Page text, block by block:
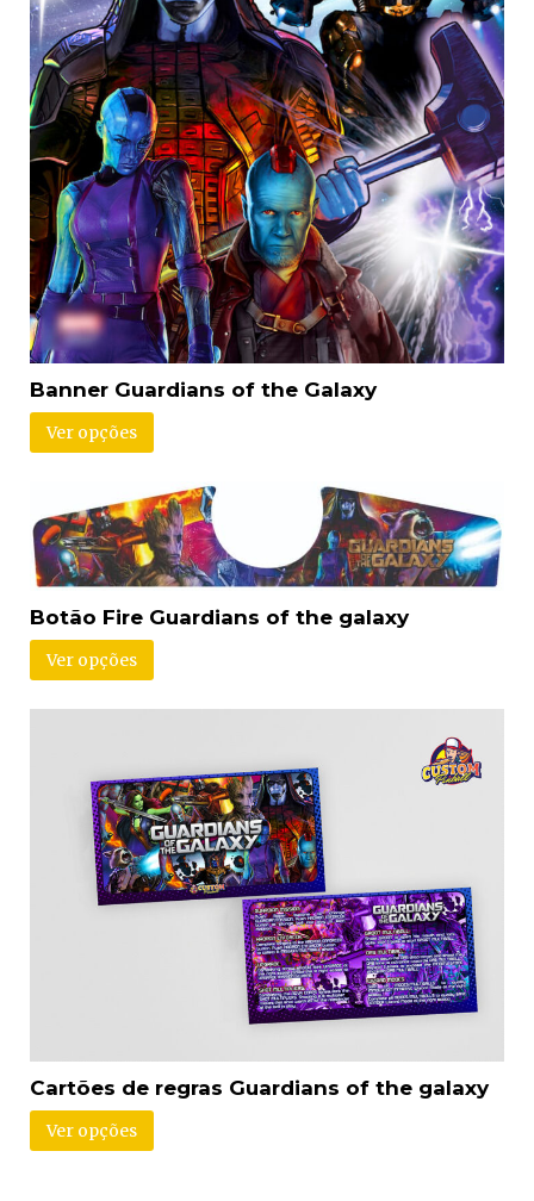
Banner Guardians of the Galaxy
Ver opções
Botão Fire Guardians of the galaxy
Ver opções
Cartões de regras Guardians of the galaxy
Ver opções